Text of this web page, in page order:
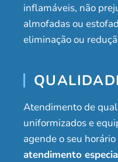
inflamáveis, não
almofadas ou
eliminação ou
Atendimento de
uniformizados e
agende o seu
atendimento